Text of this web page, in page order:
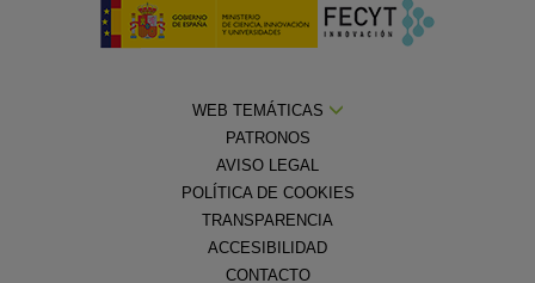
WEB TEMÁTICAS
PATRONOS
AVISO LEGAL
POLÍTICA DE COOKIES
TRANSPARENCIA
ACCESIBILIDAD
CONTACTO